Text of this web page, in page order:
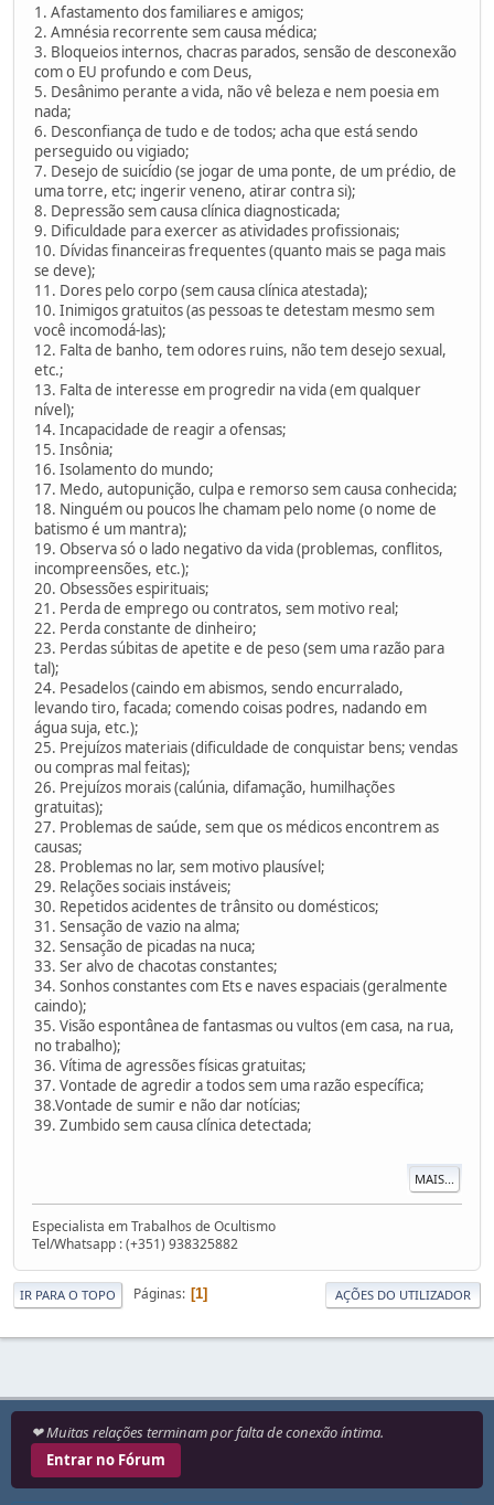
1. Afastamento dos familiares e amigos;
2. Amnésia recorrente sem causa médica;
3. Bloqueios internos, chacras parados, sensão de desconexão
com o EU profundo e com Deus,
5. Desânimo perante a vida, não vê beleza e nem poesia em
nada;
6. Desconfiança de tudo e de todos; acha que está sendo
perseguido ou vigiado;
7. Desejo de suicídio (se jogar de uma ponte, de um prédio, de
uma torre, etc; ingerir veneno, atirar contra si);
8. Depressão sem causa clínica diagnosticada;
9. Dificuldade para exercer as atividades profissionais;
10. Dívidas financeiras frequentes (quanto mais se paga mais
se deve);
11. Dores pelo corpo (sem causa clínica atestada);
10. Inimigos gratuitos (as pessoas te detestam mesmo sem
você incomodá-las);
12. Falta de banho, tem odores ruins, não tem desejo sexual,
etc.;
13. Falta de interesse em progredir na vida (em qualquer
nível);
14. Incapacidade de reagir a ofensas;
15. Insônia;
16. Isolamento do mundo;
17. Medo, autopunição, culpa e remorso sem causa conhecida;
18. Ninguém ou poucos lhe chamam pelo nome (o nome de
batismo é um mantra);
19. Observa só o lado negativo da vida (problemas, conflitos,
incompreensões, etc.);
20. Obsessões espirituais;
21. Perda de emprego ou contratos, sem motivo real;
22. Perda constante de dinheiro;
23. Perdas súbitas de apetite e de peso (sem uma razão para
tal);
24. Pesadelos (caindo em abismos, sendo encurralado,
levando tiro, facada; comendo coisas podres, nadando em
água suja, etc.);
25. Prejuízos materiais (dificuldade de conquistar bens; vendas
ou compras mal feitas);
26. Prejuízos morais (calúnia, difamação, humilhações
gratuitas);
27. Problemas de saúde, sem que os médicos encontrem as
causas;
28. Problemas no lar, sem motivo plausível;
29. Relações sociais instáveis;
30. Repetidos acidentes de trânsito ou domésticos;
31. Sensação de vazio na alma;
32. Sensação de picadas na nuca;
33. Ser alvo de chacotas constantes;
34. Sonhos constantes com Ets e naves espaciais (geralmente
caindo);
35. Visão espontânea de fantasmas ou vultos (em casa, na rua,
no trabalho);
36. Vítima de agressões físicas gratuitas;
37. Vontade de agredir a todos sem uma razão específica;
38.Vontade de sumir e não dar notícias;
39. Zumbido sem causa clínica detectada;
MAIS...
Especialista em Trabalhos de Ocultismo
Tel/Whatsapp : (+351) 938325882
IR PARA O TOPO Páginas 1 AÇÕES DO UTILIZADOR
❤ Muitas relações terminam por falta de conexão íntima.
Entrar no Fórum